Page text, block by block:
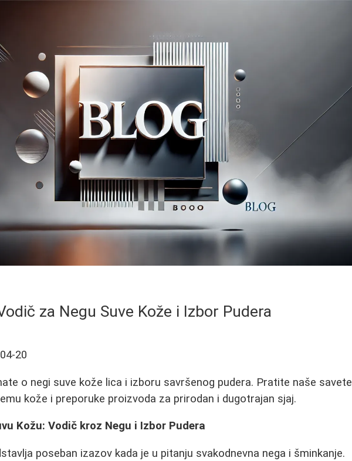
za Negu Suve Kože i Izbor Pudera
20
o negi suve kože lica i izboru savršenog pudera. Pratite naše savete
kože i preporuke proizvoda za prirodan i dugotrajan sjaj.
Kožu: Vodič kroz Negu i Izbor Pudera
poseban izazov kada je u pitanju svakodnevna nega i šminkanje.